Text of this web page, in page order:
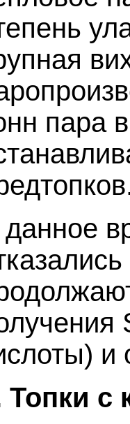
пара
и
Топки с